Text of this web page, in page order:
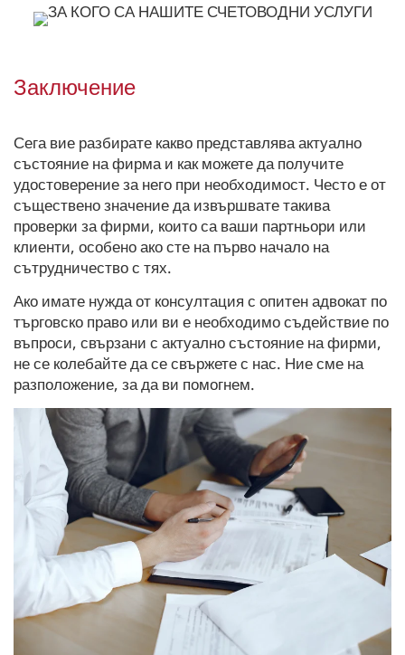
Заключение
Сега вие разбирате какво представлява актуално
състояние на фирма и как можете да получите
удостоверение за него при необходимост. Често е от
съществено значение да извършвате такива
проверки за фирми, които са ваши партньори или
клиенти, особено ако сте на първо начало на
сътрудничество с тях.
Ако имате нужда от консултация с опитен адвокат по
търговско право или ви е необходимо съдействие по
въпроси, свързани с актуално състояние на фирми,
не се колебайте да се свържете с нас. Ние сме на
разположение, за да ви помогнем.